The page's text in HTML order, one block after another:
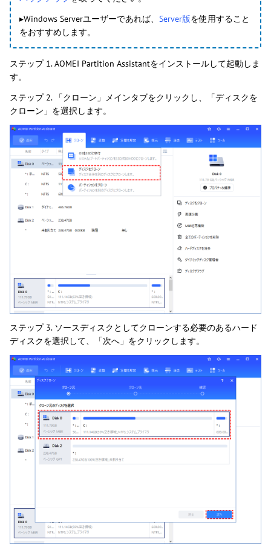
▸Windows Serverユーザーであれば、 Server版を使用すること
をおすすめします。
ステップ 1. AOMEI Partition Assistantをインストールして起動しま
す。
ステップ 2. 「クローン」メインタブをクリックし、「ディスクを
クローン」を選択します。
ステップ 3. ソースディスクとしてクローンする必要のあるハード
ディスクを選択して、「次へ」をクリックします。